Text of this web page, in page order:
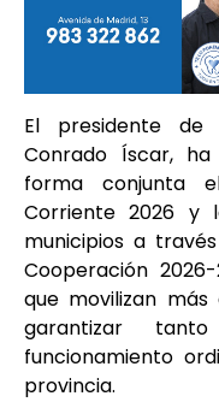
El presidente de
Conrado Íscar,
forma conjunta
Corriente 2026 y
municipios a
Cooperación
que movilizan
garantizar
funcionamiento
provincia.